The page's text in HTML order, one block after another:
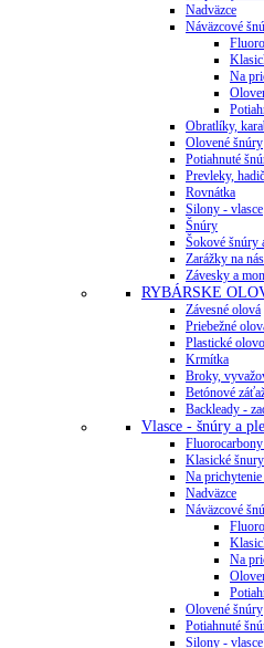
Nadväzce
Náväzcové
Na
Obratlíky,
Olovené šnúry
Potiahnuté
Prevleky,
Rovnátka
Silony - vlasce
Šnúry
Šokové šnúry
Zarážky na
Závesky a
RYBÁRSKE
Závesné olová
Priebežné
Plastické olovo
Krmítka
Broky,
Betónové
Backleady -
Vlasce - šnúry a
Fluorocarbony
Klasické šnury
Na prichytenie
Nadväzce
Náväzcové
Na
Olovené šnúry
Potiahnuté
Silony - vlasce